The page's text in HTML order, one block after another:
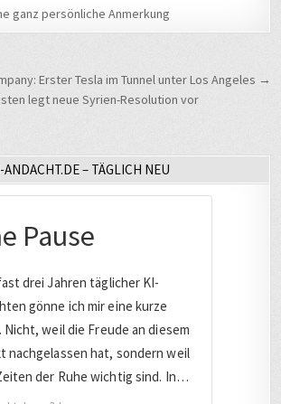
ganz persönliche Anmerkung
Erster Tesla im Tunnel unter Los Angeles →
legt neue Syrien-Resolution vor
ANDACHT.DE – TÄGLICH NEU